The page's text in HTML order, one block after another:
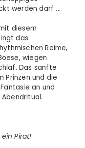
werden darf ...
diesem
das
Reime,
wiegen
Das sanfte
Prinzen und die
an und
Pirat!